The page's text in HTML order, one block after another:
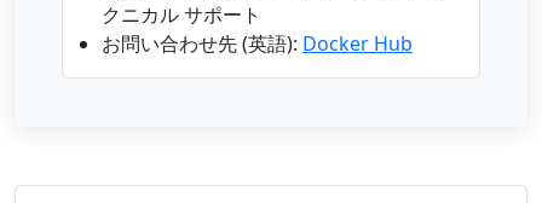
クニカル サポート
お問い合わせ先 (英語): Docker Hub